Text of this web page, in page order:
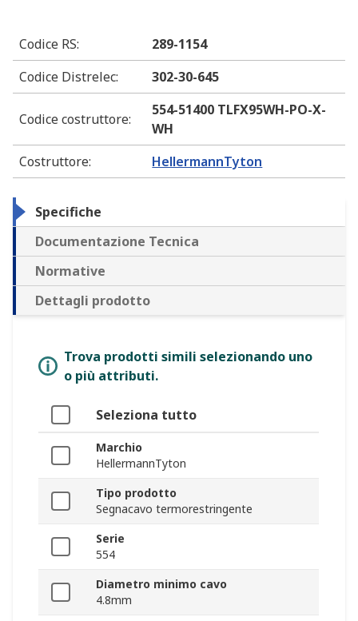
Codice RS:
289-1154
Codice Distrelec: 302-30-645
Codice costruttore:
554-51400 TLFX95WH-PO-X-
WH
Costruttore: HellermannTyton
Specifiche
Documentazione Tecnica
Normative
Dettagli prodotto
Trova prodotti simili selezionando uno
o più attributi.
Seleziona tutto
Marchio
HellermannTyton
Tipo prodotto
Segnacavo termorestringente
Serie
554
Diametro minimo cavo
4.8mm